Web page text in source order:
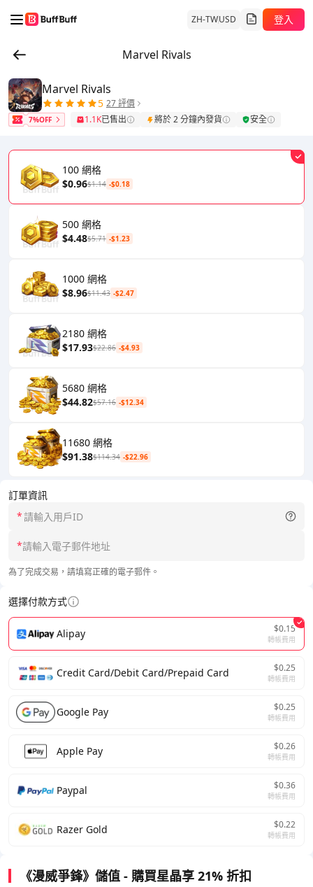
ZH-TWUSD 登入
Marvel Rivals
訂單資訊
*
*
為了完成交易，請填寫正確的電子郵件。
選擇付款方式
Alipay $0.15
轉帳費用
Credit Card/Debit Card/Prepaid Card $0.25
轉帳費用
Google Pay $0.25
轉帳費用
Apple Pay $0.26
轉帳費用
Paypal $0.36
轉帳費用
Razer Gold $0.22
轉帳費用
Marvel Rivals
5 27 評價
7%OFF 1.1K已售出 將於 2 分鐘內發貨 安全
100 網格
$0.96$1.14 -$0.18
500 網格
$4.48$5.71 -$1.23
1000 網格
$8.96$11.43 -$2.47
2180 網格
$17.93$22.86 -$4.93
5680 網格
$44.82$57.16 -$12.34
11680 網格
$91.38$114.34 -$22.96
《漫威爭鋒》儲值 - 購買星晶享 21% 折扣